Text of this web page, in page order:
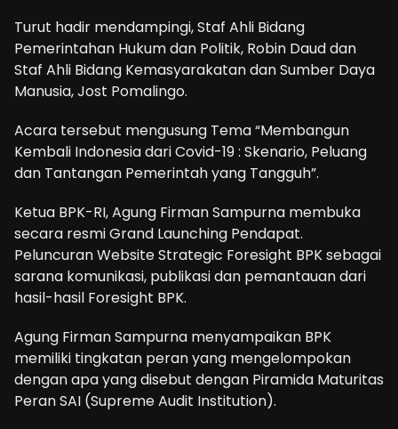
Turut hadir mendampingi, Staf Ahli Bidang
Pemerintahan Hukum dan Politik, Robin Daud dan
Staf Ahli Bidang Kemasyarakatan dan Sumber Daya
Manusia, Jost Pomalingo.
Acara tersebut mengusung Tema “Membangun
Kembali Indonesia dari Covid-19 : Skenario, Peluang
dan Tantangan Pemerintah yang Tangguh”.
Ketua BPK-RI, Agung Firman Sampurna membuka
secara resmi Grand Launching Pendapat.
Peluncuran Website Strategic Foresight BPK sebagai
sarana komunikasi, publikasi dan pemantauan dari
hasil-hasil Foresight BPK.
Agung Firman Sampurna menyampaikan BPK
memiliki tingkatan peran yang mengelompokan
dengan apa yang disebut dengan Piramida Maturitas
Peran SAI (Supreme Audit Institution).